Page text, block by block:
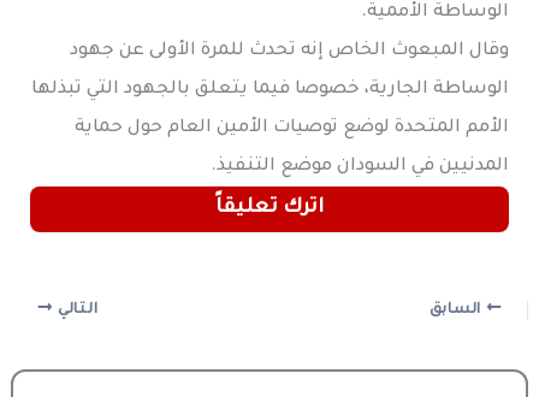
الوساطة الأممية.
وقال المبعوث الخاص إنه تحدث للمرة الأولى عن جهود
الوساطة الجارية، خصوصا فيما يتعلق بالجهود التي تبذلها
الأمم المتحدة لوضع توصيات الأمين العام حول حماية
المدنيين في السودان موضع التنفيذ.
اترك تعليقاً
السابق التالي